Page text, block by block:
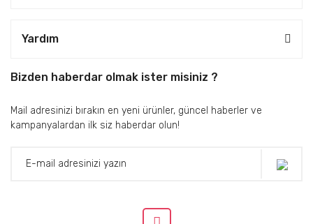
Yardım
Bizden haberdar olmak ister misiniz ?
Mail adresinizi bırakın en yeni ürünler, güncel haberler ve
kampanyalardan ilk siz haberdar olun!